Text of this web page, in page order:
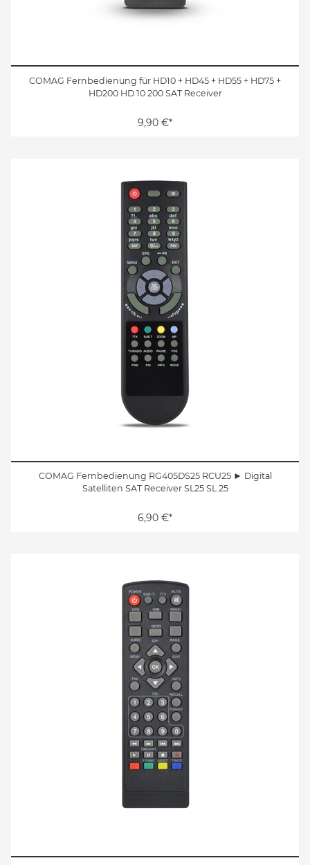
COMAG Fernbedienung für HD10 + HD45 + HD55 + HD75 +
HD200 HD 10 200 SAT Receiver
9,90 €*
COMAG Fernbedienung RG405DS25 RCU25 ► Digital
Satelliten SAT Receiver SL25 SL 25
6,90 €*